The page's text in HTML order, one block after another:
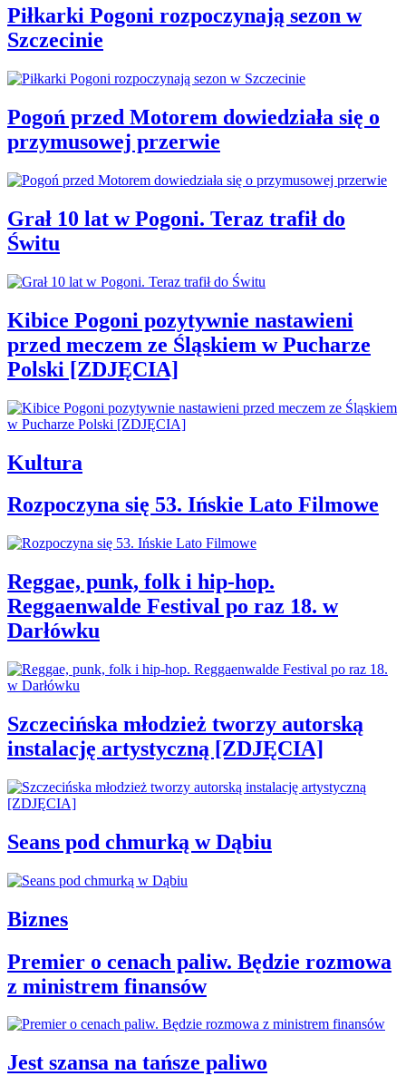
Piłkarki Pogoni rozpoczynają sezon w
Szczecinie
Pogoń przed Motorem dowiedziała się o
przymusowej przerwie
Grał 10 lat w Pogoni. Teraz trafił do
Świtu
Kibice Pogoni pozytywnie nastawieni
przed meczem ze Śląskiem w Pucharze
Polski [ZDJĘCIA]
Kultura
Rozpoczyna się 53. Ińskie Lato Filmowe
Reggae, punk, folk i hip-hop.
Reggaenwalde Festival po raz 18. w
Darłówku
Szczecińska młodzież tworzy autorską
instalację artystyczną [ZDJĘCIA]
Seans pod chmurką w Dąbiu
Biznes
Premier o cenach paliw. Będzie rozmowa
z ministrem finansów
Jest szansa na tańsze paliwo